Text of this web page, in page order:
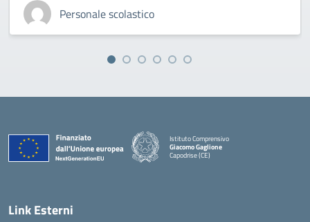
Personale scolastico
Istituto Comprensivo
Giacomo Gaglione
Capodrise (CE)
— Visita la pagina iniziale della scuola
Link Esterni